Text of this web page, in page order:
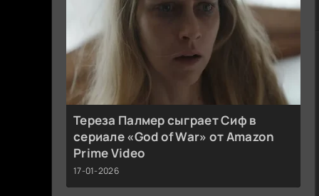
Тереза Палмер сыграет Сиф в
сериале «God of War» от Amazon
Prime Video
17-01-2026